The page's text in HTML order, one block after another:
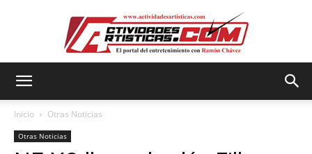
Inicio Otras Noticias
Otras Noticias